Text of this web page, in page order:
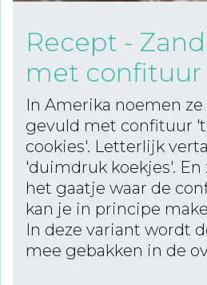
Recept -
met confituur
In Amerika noemen
gevuld met confituur
cookies'. Letterlijk
'duimdruk koekjes'. En
het gaatje waar de
kan je in principe
In deze variant wordt
mee gebakken in de